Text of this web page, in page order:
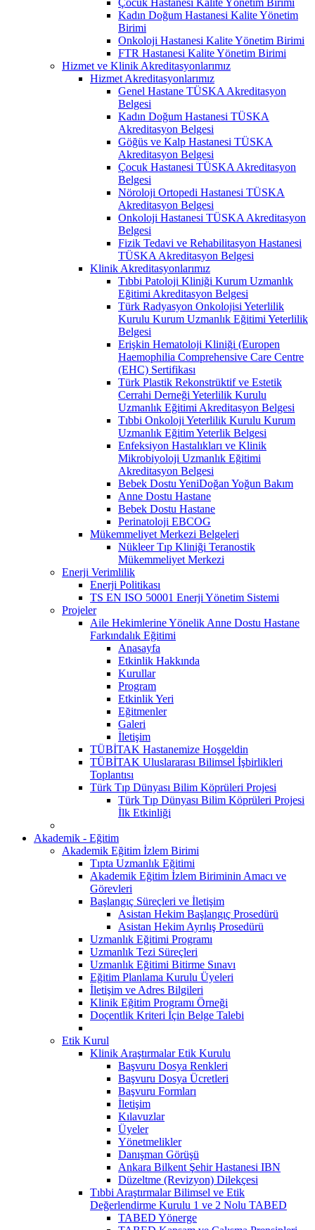
Kadın Doğum Hastanesi Kalite Yönetim
Birimi
Onkoloji Hastanesi Kalite Yönetim Birimi
FTR Hastanesi Kalite Yönetim Birimi
Hizmet ve Klinik Akreditasyonlarımız
Hizmet Akreditasyonlarımız
Genel Hastane TÜSKA Akreditasyon
Belgesi
Kadın Doğum Hastanesi TÜSKA
Akreditasyon Belgesi
Göğüs ve Kalp Hastanesi TÜSKA
Akreditasyon Belgesi
Çocuk Hastanesi TÜSKA Akreditasyon
Belgesi
Nöroloji Ortopedi Hastanesi TÜSKA
Akreditasyon Belgesi
Onkoloji Hastanesi TÜSKA Akreditasyon
Belgesi
Fizik Tedavi ve Rehabilitasyon Hastanesi
TÜSKA Akreditasyon Belgesi
Klinik Akreditasyonlarımız
Tıbbi Patoloji Kliniği Kurum Uzmanlık
Eğitimi Akreditasyon Belgesi
Türk Radyasyon Onkolojisi Yeterlilik
Kurulu Kurum Uzmanlık Eğitimi Yeterlilik
Belgesi
Erişkin Hematoloji Kliniği (Europen
Haemophilia Comprehensive Care Centre
(EHC) Sertifikası
Türk Plastik Rekonstrüktif ve Estetik
Cerrahi Derneği Yeterlilik Kurulu
Uzmanlık Eğitimi Akreditasyon Belgesi
Tıbbi Onkoloji Yeterlilik Kurulu Kurum
Uzmanlık Eğitim Yeterlik Belgesi
Enfeksiyon Hastalıkları ve Klinik
Mikrobiyoloji Uzmanlık Eğitimi
Akreditasyon Belgesi
Bebek Dostu YeniDoğan Yoğun Bakım
Anne Dostu Hastane
Bebek Dostu Hastane
Perinatoloji EBCOG
Mükemmeliyet Merkezi Belgeleri
Nükleer Tıp Kliniği Teranostik
Mükemmeliyet Merkezi
Enerji Verimlilik
Enerji Politikası
TS EN ISO 50001 Enerji Yönetim Sistemi
Projeler
Aile Hekimlerine Yönelik Anne Dostu Hastane
Farkındalık Eğitimi
Anasayfa
Etkinlik Hakkında
Kurullar
Program
Etkinlik Yeri
Eğitmenler
Galeri
İletişim
TÜBİTAK Hastanemize Hoşgeldin
TÜBİTAK Uluslararası Bilimsel İşbirlikleri
Toplantısı
Türk Tıp Dünyası Bilim Köprüleri Projesi
Türk Tıp Dünyası Bilim Köprüleri Projesi
İlk Etkinliği
Akademik - Eğitim
Akademik Eğitim İzlem Birimi
Tıpta Uzmanlık Eğitimi
Akademik Eğitim İzlem Biriminin Amacı ve
Görevleri
Başlangıç Süreçleri ve İletişim
Asistan Hekim Başlangıç Prosedürü
Asistan Hekim Ayrılış Prosedürü
Uzmanlık Eğitimi Programı
Uzmanlık Tezi Süreçleri
Uzmanlık Eğitimi Bitirme Sınavı
Eğitim Planlama Kurulu Üyeleri
İletişim ve Adres Bilgileri
Klinik Eğitim Programı Örneği
Doçentlik Kriteri İçin Belge Talebi
Etik Kurul
Klinik Araştırmalar Etik Kurulu
Başvuru Dosya Renkleri
Başvuru Dosya Ücretleri
Başvuru Formları
İletişim
Kılavuzlar
Üyeler
Yönetmelikler
Danışman Görüşü
Ankara Bilkent Şehir Hastanesi IBN
Düzeltme (Revizyon) Dilekçesi
Tıbbi Araştırmalar Bilimsel ve Etik
Değerlendirme Kurulu 1 ve 2 Nolu TABED
TABED Yönerge